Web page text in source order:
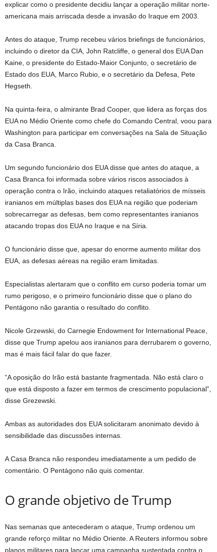
explicar como o presidente decidiu lançar a operação militar norte-
americana mais arriscada desde a invasão do Iraque em 2003.
Antes do ataque, Trump recebeu vários briefings de funcionários,
incluindo o diretor da CIA, John Ratcliffe, o general dos EUA Dan
Kaine, o presidente do Estado-Maior Conjunto, o secretário de
Estado dos EUA, Marco Rubio, e o secretário da Defesa, Pete
Hegseth.
Na quinta-feira, o almirante Brad Cooper, que lidera as forças dos
EUA no Médio Oriente como chefe do Comando Central, voou para
Washington para participar em conversações na Sala de Situação
da Casa Branca.
Um segundo funcionário dos EUA disse que antes do ataque, a
Casa Branca foi informada sobre vários riscos associados à
operação contra o Irão, incluindo ataques retaliatórios de mísseis
iranianos em múltiplas bases dos EUA na região que poderiam
sobrecarregar as defesas, bem como representantes iranianos
atacando tropas dos EUA no Iraque e na Síria.
O funcionário disse que, apesar do enorme aumento militar dos
EUA, as defesas aéreas na região eram limitadas.
Especialistas alertaram que o conflito em curso poderia tomar um
rumo perigoso, e o primeiro funcionário disse que o plano do
Pentágono não garantia o resultado do conflito.
Nicole Grzewski, do Carnegie Endowment for International Peace,
disse que Trump apelou aos iranianos para derrubarem o governo,
mas é mais fácil falar do que fazer.
“A oposição do Irão está bastante fragmentada. Não está claro o
que está disposto a fazer em termos de crescimento populacional”,
disse Grezewski.
Ambas as autoridades dos EUA solicitaram anonimato devido à
sensibilidade das discussões internas.
A Casa Branca não respondeu imediatamente a um pedido de
comentário. O Pentágono não quis comentar.
O grande objetivo de Trump
Nas semanas que antecederam o ataque, Trump ordenou um
grande reforço militar no Médio Oriente. A Reuters informou sobre
planos militares para lançar uma campanha sustentada contra o